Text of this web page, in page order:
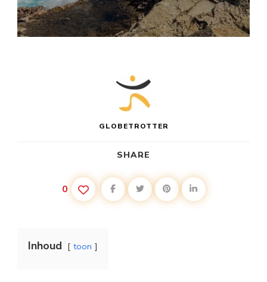
GLOBETROTTER
SHARE
0
Inhoud toon